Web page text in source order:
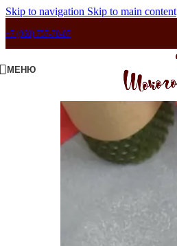
Skip to navigation Skip to main content
+7 (960) 757-70-07
МЕНЮ